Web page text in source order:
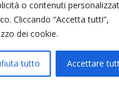
o contenuti
Cliccando “Accetta tutti”,
dei cookie.
tutto Accettare
TDM 2000 | P.iva